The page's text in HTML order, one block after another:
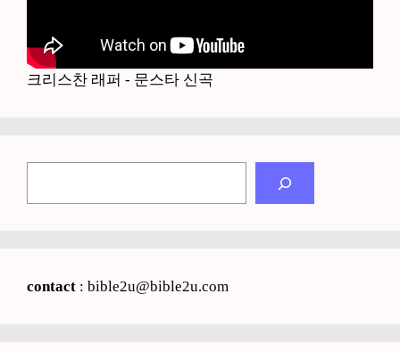
크리스찬 래퍼 - 문스타 신곡
contact : bible2u@bible2u.com